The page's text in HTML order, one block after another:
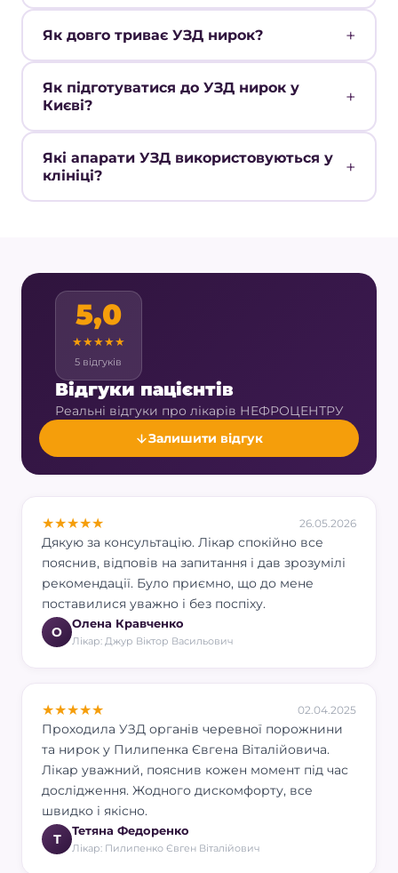
Як довго триває УЗД нирок?
Як підготуватися до УЗД нирок у
Києві?
Які апарати УЗД використовуються у
клініці?
5,0
★★★★★
5 відгуків
Відгуки пацієнтів
Реальні відгуки про лікарів НЕФРОЦЕНТРУ
Залишити відгук
★★★★★ 26.05.2026
Дякую за консультацію. Лікар спокійно все
пояснив, відповів на запитання і дав зрозумілі
рекомендації. Було приємно, що до мене
поставилися уважно і без поспіху.
О
Олена Кравченко
Лікар: Джур Віктор Васильович
★★★★★ 02.04.2025
Проходила УЗД органів черевної порожнини
та нирок у Пилипенка Євгена Віталійовича.
Лікар уважний, пояснив кожен момент під час
дослідження. Жодного дискомфорту, все
швидко і якісно.
Т
Тетяна Федоренко
Лікар: Пилипенко Євген Віталійович